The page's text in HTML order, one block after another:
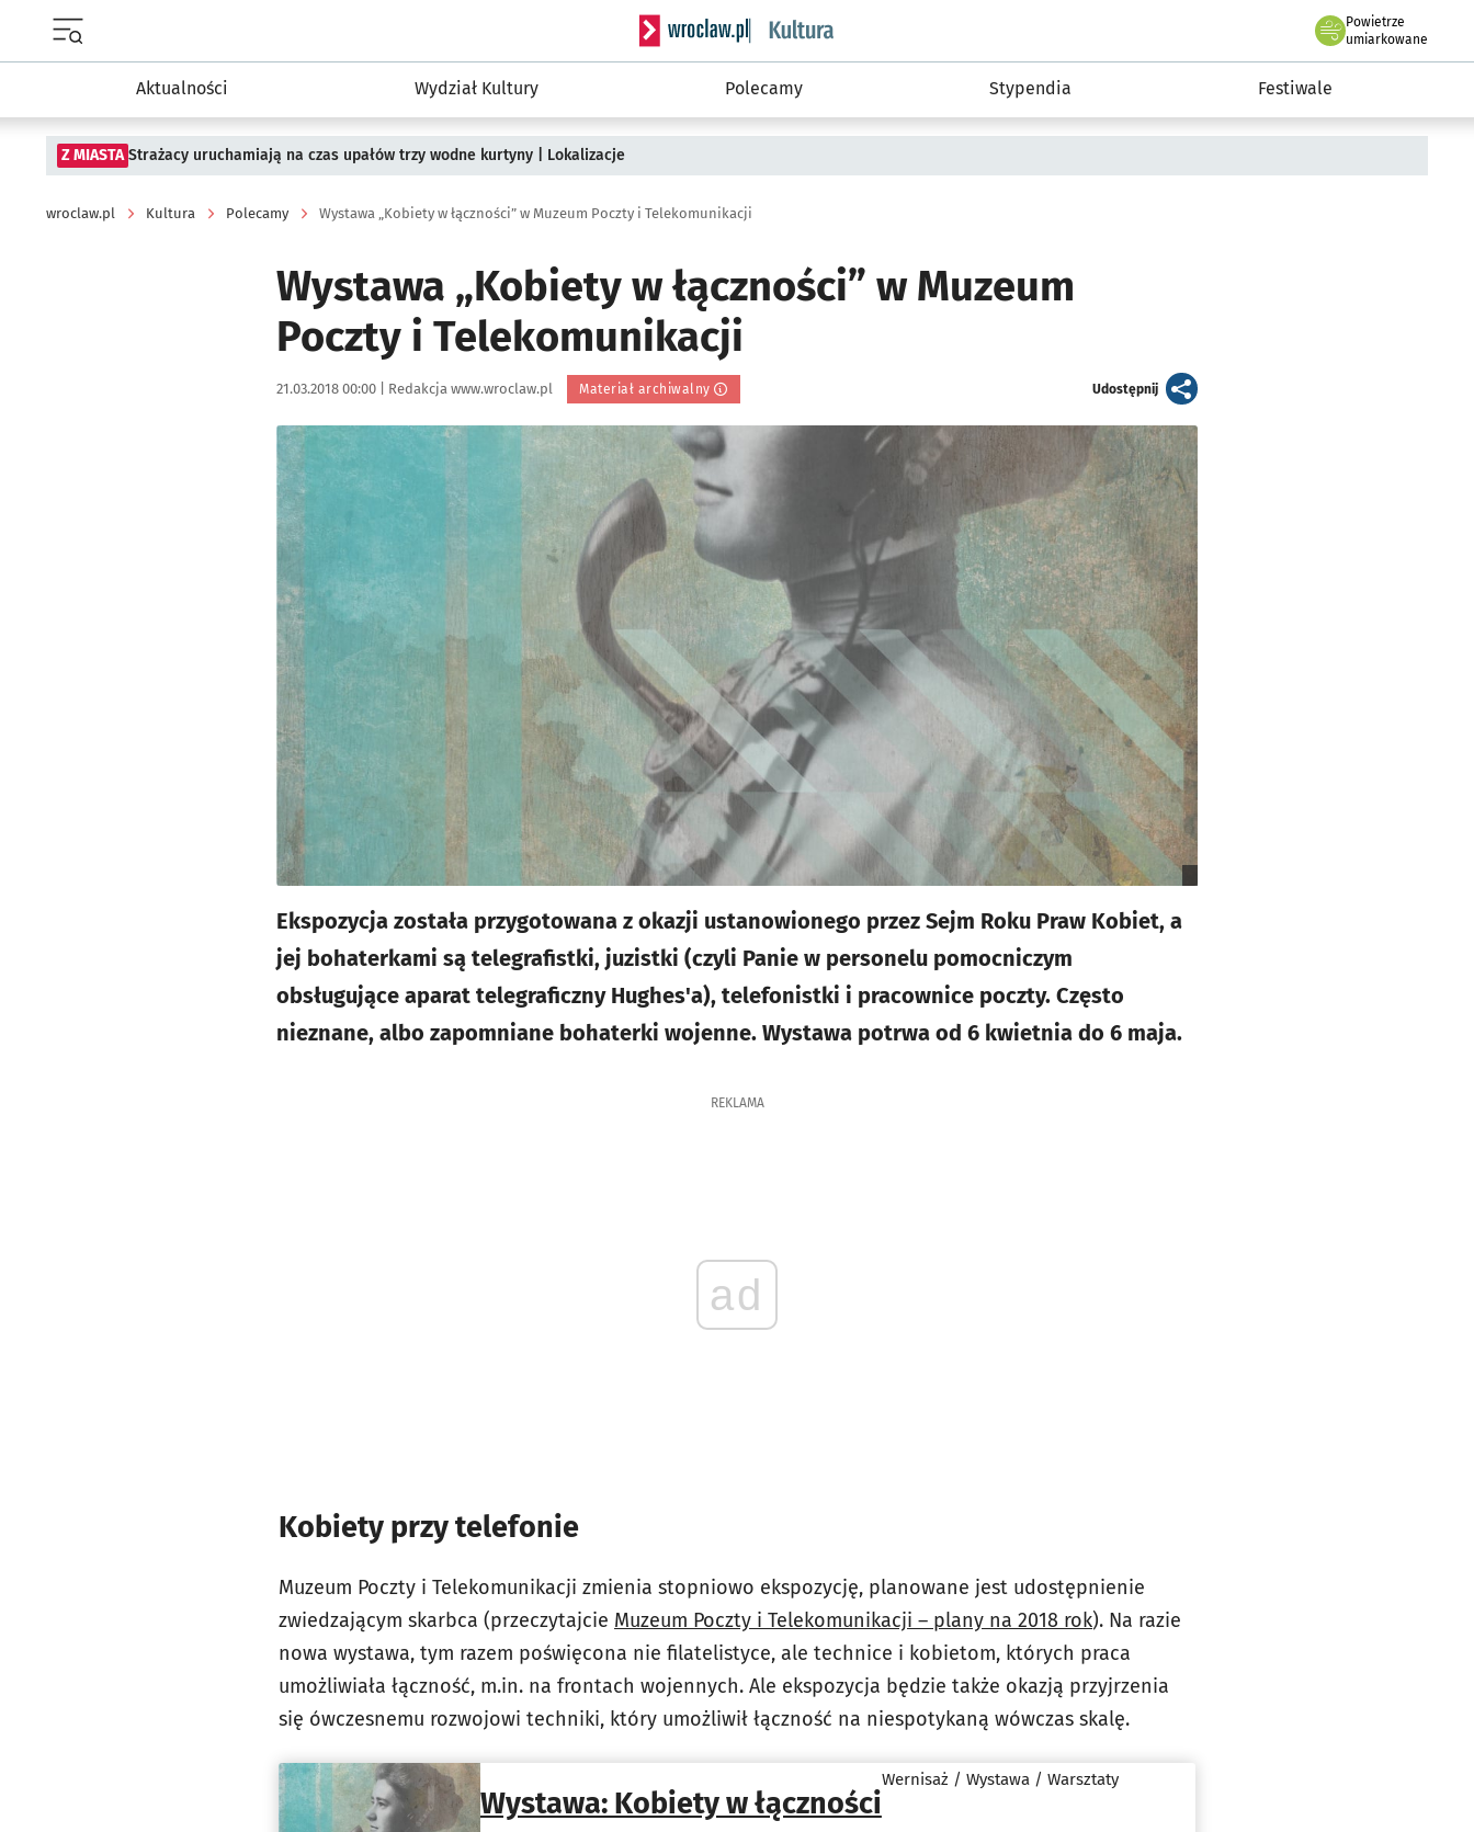
Serwis informacyjny wroclaw.pl podserwis: Kultura
Powietrze
we Wrocławiu
umiarkowane
Aktualności Wydział Kultury Polecamy Stypendia Festiwale
Z MIASTA Strażacy uruchamiają na czas upałów trzy wodne kurtyny | Lokalizacje
wroclaw.pl Kultura Polecamy Wystawa „Kobiety w łączności” w Muzeum Poczty i Telekomunikacji
Wystawa „Kobiety w łączności” w Muzeum
Poczty i Telekomunikacji
Data publikacji:
21.03.2018 00:00 | Autor:
Redakcja www.wroclaw.pl Materiał archiwalny Udostępnijartykuł
Kliknij, aby powiększyć
Ekspozycja została przygotowana z okazji ustanowionego przez Sejm Roku Praw Kobiet, a
jej bohaterkami są telegrafistki, juzistki (czyli Panie w personelu pomocniczym
obsługujące aparat telegraficzny Hughes'a), telefonistki i pracownice poczty. Często
nieznane, albo zapomniane bohaterki wojenne. Wystawa potrwa od 6 kwietnia do 6 maja.
REKLAMA
ad
Kobiety przy telefonie
Muzeum Poczty i Telekomunikacji zmienia stopniowo ekspozycję, planowane jest udostępnienie
zwiedzającym skarbca (przeczytajcie Muzeum Poczty i Telekomunikacji – plany na 2018 rok). Na razie
nowa wystawa, tym razem poświęcona nie filatelistyce, ale technice i kobietom, których praca
umożliwiała łączność, m.in. na frontach wojennych. Ale ekspozycja będzie także okazją przyjrzenia
się ówczesnemu rozwojowi techniki, który umożliwił łączność na niespotykaną wówczas skalę.
Wystawa: Kobiety w łączności
Wernisaż / Wystawa / Warsztaty